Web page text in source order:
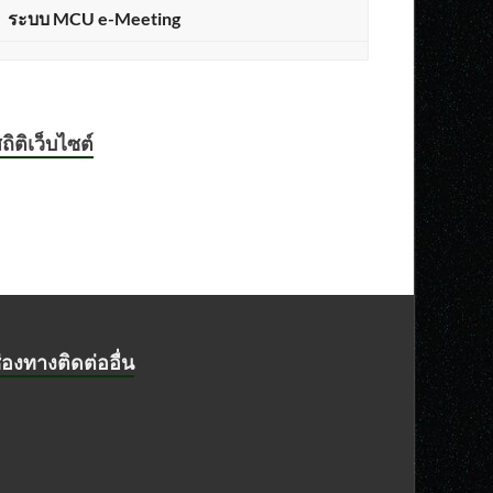
ระบบ MCU e-Meeting
ติเว็บไซต์
งทางติดต่ออื่น